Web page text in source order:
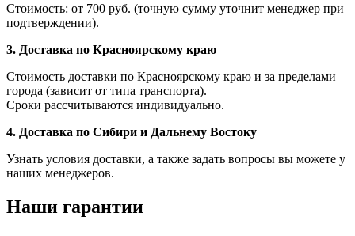
Стоимость: от 700 руб. (точную сумму уточнит менеджер при
подтверждении).
3. Доставка по Красноярскому краю
Стоимость доставки по Красноярскому краю и за пределами
города (зависит от типа транспорта).
Сроки рассчитываются индивидуально.
4. Доставка по Сибири и Дальнему Востоку
Узнать условия доставки, а также задать вопросы вы можете у
наших менеджеров.
Наши гарантии